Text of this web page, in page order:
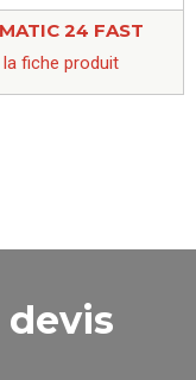
24 FAST
fiche produit
devis